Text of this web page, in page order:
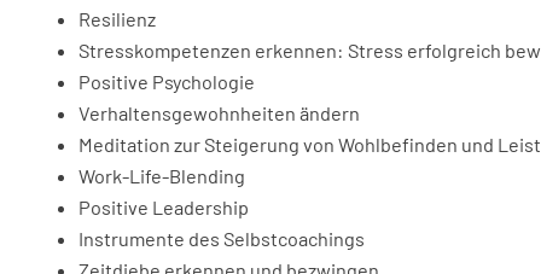
Resilienz
Stresskompetenzen erkennen: Stress erfolgreich
Positive Psychologie
Verhaltensgewohnheiten ändern
Meditation zur Steigerung von Wohlbefinden und
Work-Life-Blending
Positive Leadership
Instrumente des Selbstcoachings